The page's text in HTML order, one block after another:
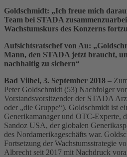
Goldschmidt: „Ich freue mich
Team bei STADA
Wachstumskurs des Konzerns
Aufsichtsratschef von Au:
Mann, den STADA jetzt braucht,
nachhaltig zu sichern“
Bad Vilbel, 3. September 2018 –
Peter Goldschmidt (53) Nachfolger
Vorstandsvorsitzender der STADA
oder „die Gruppe“). Goldschmidt ist
Generikamanager und OTC-Experte,
Sandoz USA, der globalen
des Nordamerikageschäfts war.
Fortsetzung der Wachstumsstrategie
Albrecht seit 2017 mit Nachdruck